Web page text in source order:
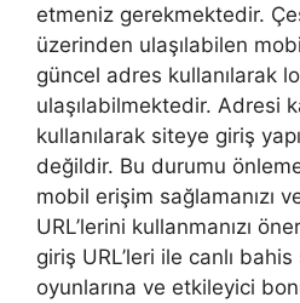
etmeniz gerekmektedir.
üzerinden ulaşılabilen
güncel adres kullanılarak
ulaşılabilmektedir. Adresi
kullanılarak siteye giriş
değildir. Bu durumu
mobil erişim sağlamanızı
URL’lerini kullanmanızı
giriş URL’leri ile canlı
oyunlarına ve etkileyici